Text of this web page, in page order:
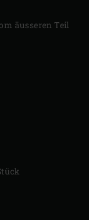
äusseren Teil